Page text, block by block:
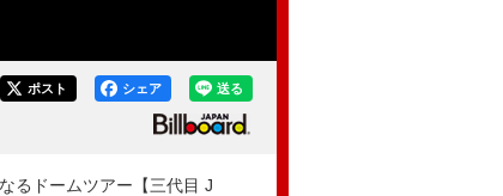
送る
シェア
ポスト
るドームツアー【三代目 J